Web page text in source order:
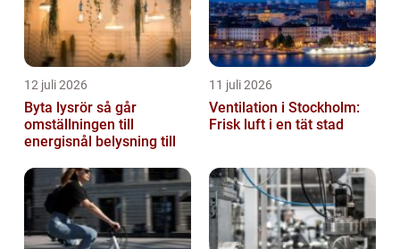
12 juli 2026
Byta lysrör så går
omställningen till
energisnål belysning till
11 juli 2026
Ventilation i Stockholm:
Frisk luft i en tät stad